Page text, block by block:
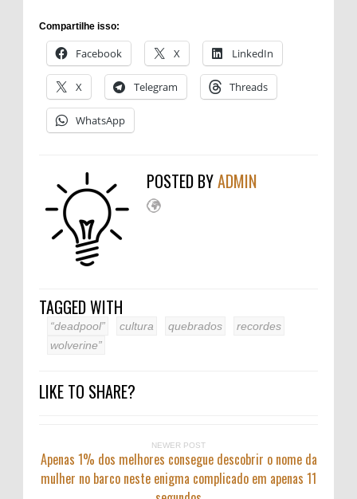
Compartilhe isso:
Facebook X LinkedIn
X Telegram Threads
WhatsApp
POSTED BYADMIN
TAGGED WITH
“deadpool” cultura quebrados
recordes
wolverine”
LIKE TO SHARE?
NEWER POST
Apenas 1% dos melhores consegue descobrir o nome da
mulher no barco neste enigma complicado em apenas 11